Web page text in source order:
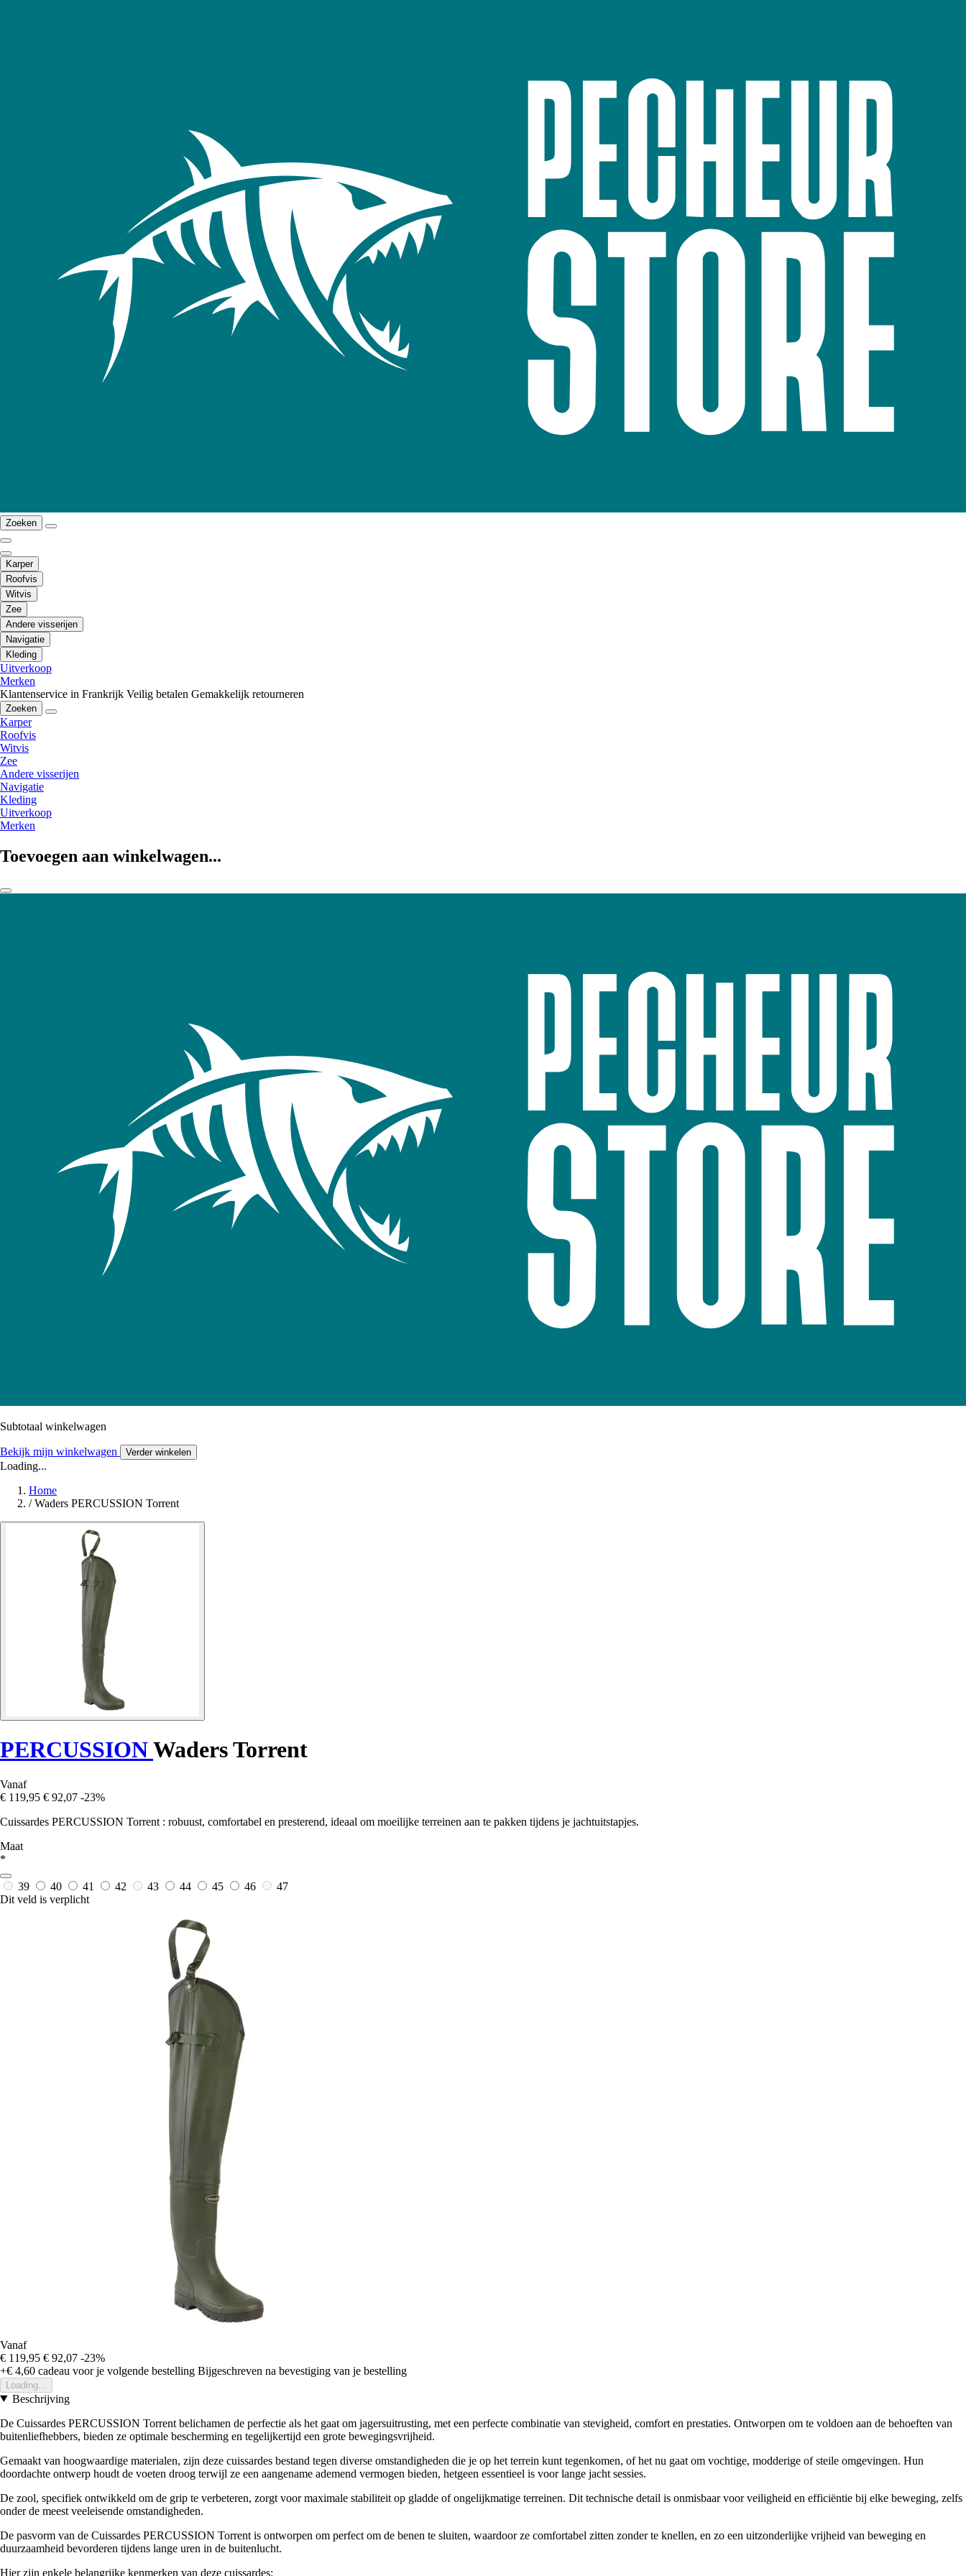
Zoeken
Karper
Roofvis
Witvis
Zee
Andere visserijen
Navigatie
Kleding
Uitverkoop
Merken
Klantenservice in Frankrijk Veilig betalen Gemakkelijk retourneren
Zoeken
Karper
Roofvis
Witvis
Zee
Andere visserijen
Navigatie
Kleding
Uitverkoop
Merken
Toevoegen aan winkelwagen...
Subtotaal winkelwagen
Bekijk mijn winkelwagen Verder winkelen
Loading...
Home
/ Waders PERCUSSION Torrent
PERCUSSIONWaders Torrent
Vanaf
€ 119,95 € 92,07 -23%
Cuissardes PERCUSSION Torrent : robuust, comfortabel en presterend, ideaal om moeilijke terreinen aan te pakken tijdens je jachtuitstapjes.
Maat
*
39 40 41 42 43 44 45 46
47
Dit veld is verplicht
Vanaf
€ 119,95 € 92,07 -23%
+€ 4,60 cadeau voor je volgende bestelling Bijgeschreven na bevestiging van je bestelling
Loading...
Beschrijving
De Cuissardes PERCUSSION Torrent belichamen de perfectie als het gaat om jagersuitrusting, met een perfecte combinatie van stevigheid, comfort en prestaties. Ontworpen om te voldoen aan de behoeften van
buitenliefhebbers, bieden ze optimale bescherming en tegelijkertijd een grote bewegingsvrijheid.
Gemaakt van hoogwaardige materialen, zijn deze cuissardes bestand tegen diverse omstandigheden die je op het terrein kunt tegenkomen, of het nu gaat om vochtige, modderige of steile omgevingen. Hun
doordachte ontwerp houdt de voeten droog terwijl ze een aangename ademend vermogen bieden, hetgeen essentieel is voor lange jacht sessies.
De zool, specifiek ontwikkeld om de grip te verbeteren, zorgt voor maximale stabiliteit op gladde of ongelijkmatige terreinen. Dit technische detail is onmisbaar voor veiligheid en efficiëntie bij elke beweging, zelfs
onder de meest veeleisende omstandigheden.
De pasvorm van de Cuissardes PERCUSSION Torrent is ontworpen om perfect om de benen te sluiten, waardoor ze comfortabel zitten zonder te knellen, en zo een uitzonderlijke vrijheid van beweging en
duurzaamheid bevorderen tijdens lange uren in de buitenlucht.
Hier zijn enkele belangrijke kenmerken van deze cuissardes: